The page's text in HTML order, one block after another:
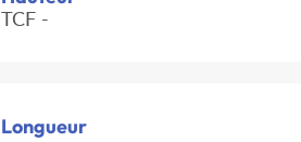
TCF -
Longueur